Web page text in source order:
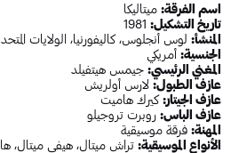
اسم الفرقة: ميتاليكا
تاريخ التشكيل:
المنشأ: لوس أنجلوس، كاليفورنيا، الولايات
الجنسية: أمريكي
المغني الرئيسي: جيمس هيتفيلد
عازف الطبول: لارس أولريش
عازف الجيتار:كيرك هاميت
عازف الباس: روبرت تروجيلو
المهنة: فرقة موسيقية
الأنواع الموسيقية: تراش ميتال، هيفي ميتال،